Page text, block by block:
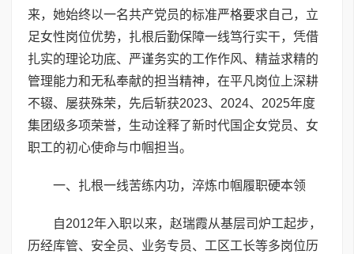
来，她始终以一名共产党员的标准严格要求自己，立
足女性岗位优势，扎根后勤保障一线笃行实干，凭借
扎实的理论功底、严谨务实的工作作风、精益求精的
管理能力和无私奉献的担当精神，在平凡岗位上深耕
不辍、屡获殊荣，先后斩获2023、2024、2025年度
集团级多项荣誉，生动诠释了新时代国企女党员、女
职工的初心使命与巾帼担当。
一、扎根一线苦练内功，淬炼巾帼履职硬本领
自2012年入职以来，赵瑞霞从基层司炉工起步，
历经库管、安全员、业务专员、工区工长等多岗位历